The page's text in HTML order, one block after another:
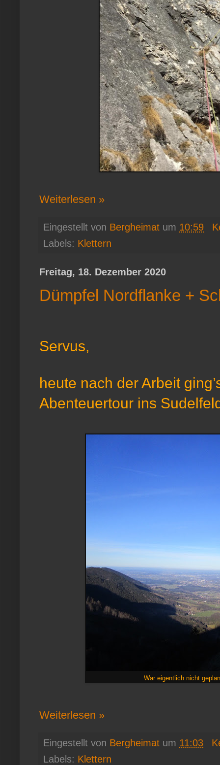
Weiterlesen »
Eingestellt von Bergheimat um 10:59
Labels: Klettern
Freitag, 18. Dezember 2020
Dümpfel Nordflanke +
Servus,
heute nach der Arbeit
Abenteuertour ins
War eigentlich nicht
Weiterlesen »
Eingestellt von Bergheimat um 11:03
Labels: Klettern